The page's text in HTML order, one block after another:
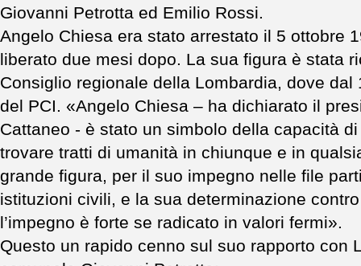
Giovanni Petrotta ed Emilio Rossi.
Angelo Chiesa era stato arrestato il 5 ottobre
liberato due mesi dopo. La sua figura è stata
Consiglio regionale della Lombardia, dove
del PCI. «Angelo Chiesa – ha dichiarato il
Cattaneo - è stato un simbolo della capacità
trovare tratti di umanità in chiunque e in
grande figura, per il suo impegno nelle file
istituzioni civili, e la sua determinazione
l’impegno è forte se radicato in valori fermi».
Questo un rapido cenno sul suo rapporto con